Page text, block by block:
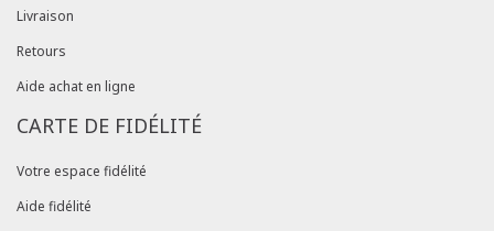
Livraison
Retours
Aide achat en ligne
CARTE DE FIDÉLITÉ
Votre espace fidélité
Aide fidélité